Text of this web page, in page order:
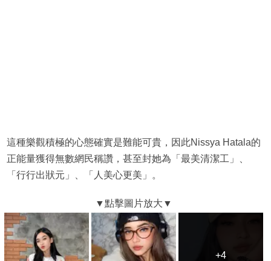
這種樂觀積極的心態確實是難能可貴，因此Nissya Hatala的
正能量獲得無數網民稱讚，甚至封她為「最美清潔工」、
「行行出狀元」、「人美心更美」。
+4
+4